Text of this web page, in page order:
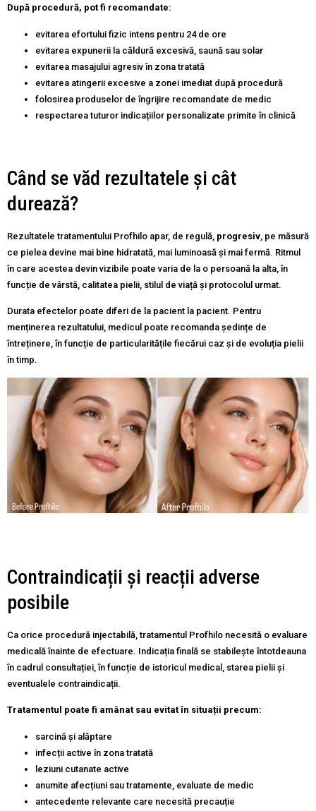
După procedură, pot fi recomandate:
evitarea efortului fizic intens pentru 24 de ore
evitarea expunerii la căldură excesivă, saună sau solar
evitarea masajului agresiv în zona tratată
evitarea atingerii excesive a zonei imediat după procedură
folosirea produselor de îngrijire recomandate de medic
respectarea tuturor indicațiilor personalizate primite în clinică
Când se văd rezultatele și cât
durează?
Rezultatele tratamentului Profhilo apar, de regulă, progresiv , pe măsură
ce pielea devine mai bine hidratată, mai luminoasă și mai fermă. Ritmul
în care acestea devin vizibile poate varia de la o persoană la alta, în
funcție de vârstă, calitatea pielii, stilul de viață și protocolul urmat.
Durata efectelor poate diferi de la pacient la pacient. Pentru
menținerea rezultatului, medicul poate recomanda ședințe de
întreținere, în funcție de particularitățile fiecărui caz și de evoluția pielii
în timp.
Contraindicații și reacții adverse
posibile
Ca orice procedură injectabilă, tratamentul Profhilo necesită o evaluare
medicală înainte de efectuare. Indicația finală se stabilește întotdeauna
în cadrul consultației, în funcție de istoricul medical, starea pielii și
eventualele contraindicații.
Tratamentul poate fi amânat sau evitat în situații precum:
sarcină și alăptare
infecții active în zona tratată
leziuni cutanate active
anumite afecțiuni sau tratamente, evaluate de medic
antecedente relevante care necesită precauție